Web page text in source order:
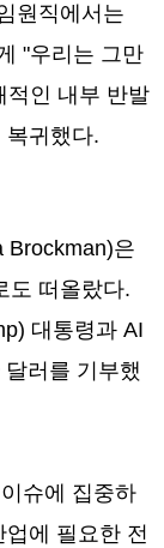
원직에서는
"우리는 그만
적인 내부 반발
복귀했다.
Brockman)은
도 떠올랐다.
대통령과 AI
러를 기부했
슈에 집중하
에 필요한 전